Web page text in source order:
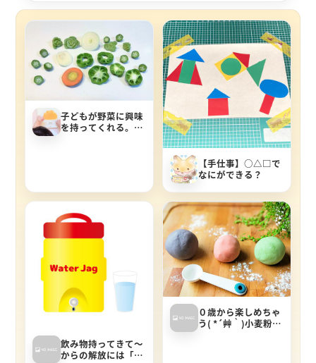
子どもが野菜に興味
を持ってくれる。野
【手仕事】○△□で
なにができる？
飲み物持ってきて～
からの解放には「ド
０歳から楽しめちゃ
う( *´艸｀)小麦粉粘